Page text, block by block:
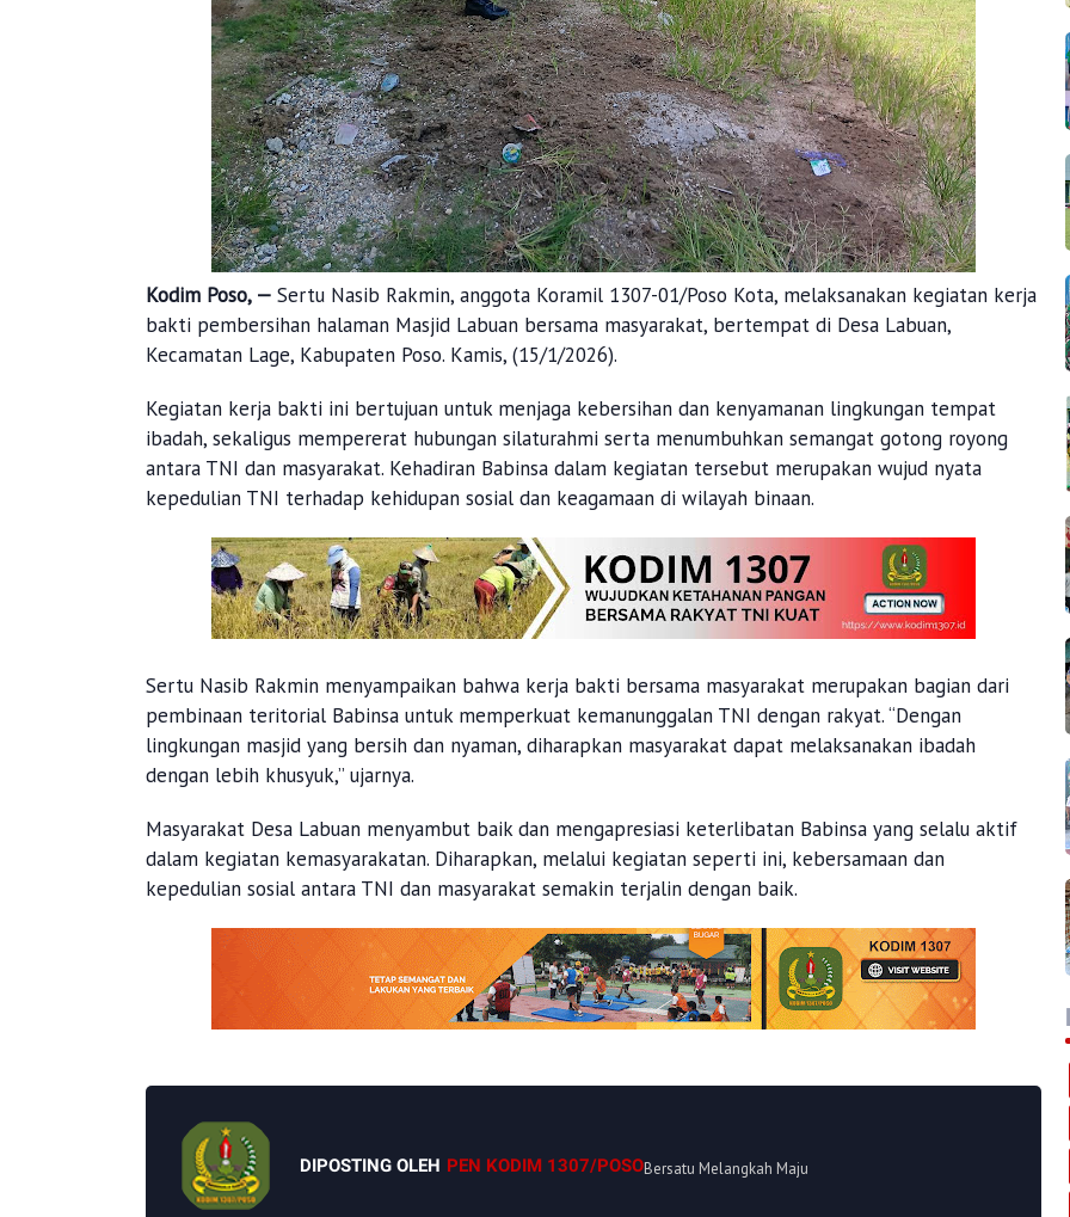
Kodim Poso, — Sertu Nasib Rakmin, anggota Koramil 1307-01/Poso Kota, melaksanakan kegiatan kerja
bakti pembersihan halaman Masjid Labuan bersama masyarakat, bertempat di Desa Labuan,
Kecamatan Lage, Kabupaten Poso. Kamis, (15/1/2026).
Kegiatan kerja bakti ini bertujuan untuk menjaga kebersihan dan kenyamanan lingkungan tempat
ibadah, sekaligus mempererat hubungan silaturahmi serta menumbuhkan semangat gotong royong
antara TNI dan masyarakat. Kehadiran Babinsa dalam kegiatan tersebut merupakan wujud nyata
kepedulian TNI terhadap kehidupan sosial dan keagamaan di wilayah binaan.
Sertu Nasib Rakmin menyampaikan bahwa kerja bakti bersama masyarakat merupakan bagian dari
pembinaan teritorial Babinsa untuk memperkuat kemanunggalan TNI dengan rakyat. “Dengan
lingkungan masjid yang bersih dan nyaman, diharapkan masyarakat dapat melaksanakan ibadah
dengan lebih khusyuk,” ujarnya.
Masyarakat Desa Labuan menyambut baik dan mengapresiasi keterlibatan Babinsa yang selalu aktif
dalam kegiatan kemasyarakatan. Diharapkan, melalui kegiatan seperti ini, kebersamaan dan
kepedulian sosial antara TNI dan masyarakat semakin terjalin dengan baik.
DIPOSTING OLEH PEN KODIM 1307/POSOBersatu Melangkah Maju